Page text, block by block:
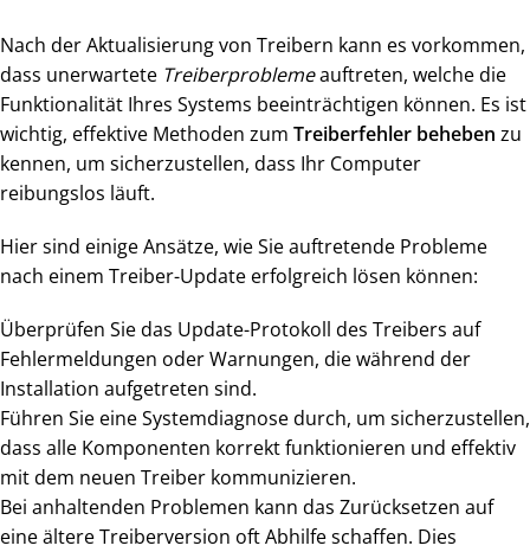
Nach der Aktualisierung von Treibern kann es vorkommen,
dass unerwartete Treiberproblemeauftreten, welche die
Funktionalität Ihres Systems beeinträchtigen können. Es ist
wichtig, effektive Methoden zum Treiberfehler beheben zu
kennen, um sicherzustellen, dass Ihr Computer
reibungslos läuft.
Hier sind einige Ansätze, wie Sie auftretende Probleme
nach einem Treiber-Update erfolgreich lösen können:
Überprüfen Sie das Update-Protokoll des Treibers auf
Fehlermeldungen oder Warnungen, die während der
Installation aufgetreten sind.
Führen Sie eine Systemdiagnose durch, um sicherzustellen,
dass alle Komponenten korrekt funktionieren und effektiv
mit dem neuen Treiber kommunizieren.
Bei anhaltenden Problemen kann das Zurücksetzen auf
eine ältere Treiberversion oft Abhilfe schaffen. Dies